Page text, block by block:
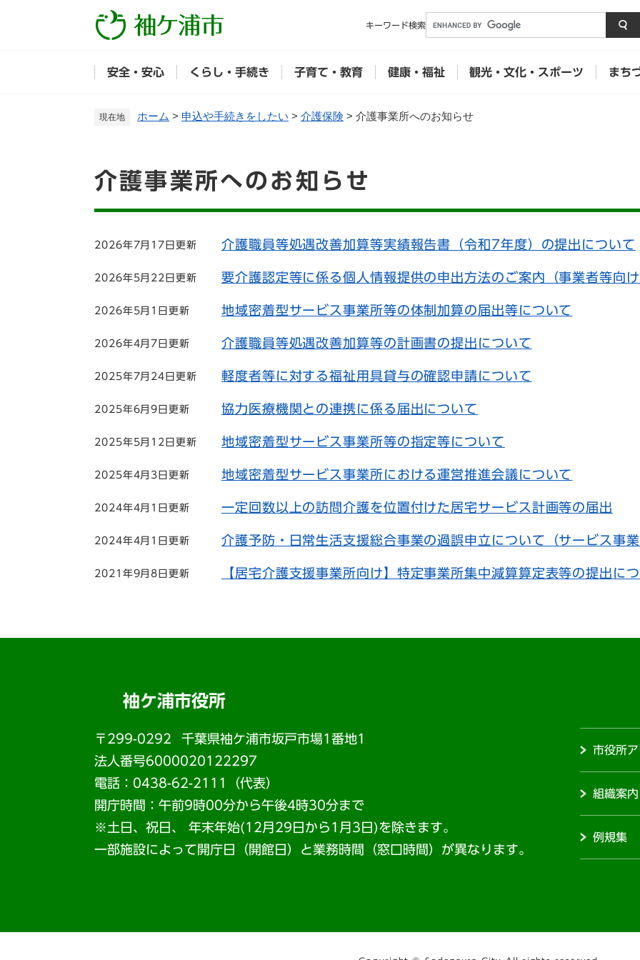
メニューを飛ばして本文へ
キーワード検索
安全・安心 くらし・手続き 子育て・教育 健康・福祉 観光・文化・スポーツ まち
現在地 ホーム > 申込や手続きをしたい > 介護保険 > 介護事業所へのお知らせ
文
介護事業所へのお知らせ
2026年7月17日更新 介護職員等処遇改善加算等実績報告書（令和7年度）の提出について
2026年5月22日更新 要介護認定等に係る個人情報提供の申出方法のご案内（事業者等向け
2026年5月1日更新 地域密着型サービス事業所等の体制加算の届出等について
2026年4月7日更新 介護職員等処遇改善加算等の計画書の提出について
2025年7月24日更新 軽度者等に対する福祉用具貸与の確認申請について
2025年6月9日更新 協力医療機関との連携に係る届出について
2025年5月12日更新 地域密着型サービス事業所等の指定等について
2025年4月3日更新 地域密着型サービス事業所における運営推進会議について
2024年4月1日更新 一定回数以上の訪問介護を位置付けた居宅サービス計画等の届出
2024年4月1日更新 介護予防・日常生活支援総合事業の過誤申立について（サービス事業
2021年9月8日更新 【居宅介護支援事業所向け】特定事業所集中減算算定表等の提出に
袖ケ浦市役所
〒299-0292
千葉県袖ケ浦市坂戸市場1番地1
法人番号6000020122297
電話：0438-62-2111（代表）
開庁時間：午前9時00分から午後4時30分まで
※土日、祝日、 年末年始(12月29日から1月3日)を除きます。
一部施設によって開庁日（開館日）と業務時間（窓口時間）が異なります。
市役所ア
組織案内
例規集